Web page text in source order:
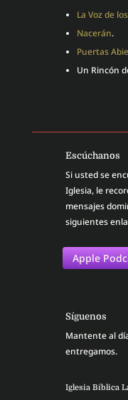
La Voz de
Nacerán.
Puertas
Un Rincón
Escúchanos
Si usted se
Iglesia, le
mensajes
siguientes
Apple
Síguenos
Mantente al
entregamos.
Iglesia Bíblica